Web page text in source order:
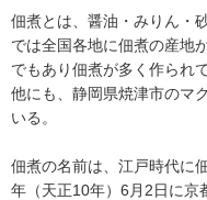
佃煮とは、醤油・みりん・
では全国各地に佃煮の産地
でもあり佃煮が多く作られ
他にも、静岡県焼津市のマ
いる。
佃煮の名前は、江戸時代に
年（天正10年）6月2日に京